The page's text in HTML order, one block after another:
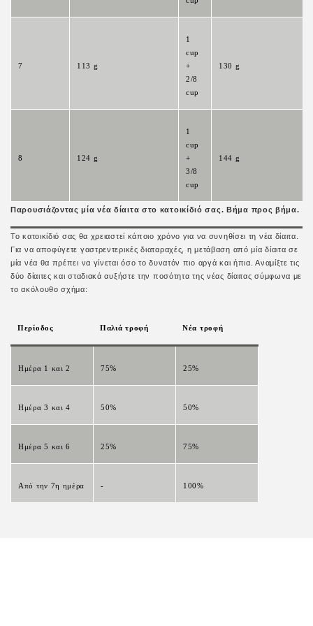
7 113 g
1
cup
+
2/8
cup
130 g
8 124 g
1
cup
+
3/8
cup
144 g
Παρουσιάζοντας μία νέα δίαιτα στο κατοικίδιό σας. Βήμα προς βήμα.
Το κατοικίδιό σας θα χρειαστεί κάποιο χρόνο για να συνηθίσει τη νέα δίαιτα.
Για να αποφύγετε γαστρεντερικές διαταραχές, η μετάβαση από μία δίαιτα σε
μία νέα θα πρέπει να γίνεται όσο το δυνατόν πιο αργά και ήπια. Αναμίξτε τις
δύο δίαιτες και σταδιακά αυξήστε την ποσότητα της νέας δίαιτας σύμφωνα με
το ακόλουθο σχήμα:
Περίοδος Παλιά τροφή Νέα τροφή
Ημέρα 1 και 2 75% 25%
Ημέρα 3 και 4 50% 50%
Ημέρα 5 και 6 25% 75%
Από την 7η ημέρα - 100%